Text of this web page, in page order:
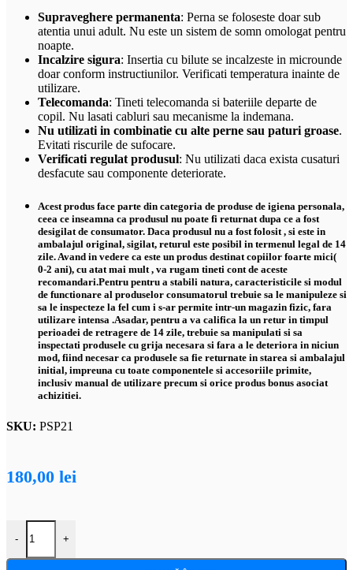
Supraveghere permanenta: Perna se foloseste doar sub
atentia unui adult. Nu este un sistem de somn omologat pentru
noapte.
Incalzire sigura: Insertia cu bilute se incalzeste in microunde
doar conform instructiunilor. Verificati temperatura inainte de
utilizare.
Telecomanda: Tineti telecomanda si bateriile departe de
copil. Nu lasati cabluri sau mecanisme la indemana.
Nu utilizati in combinatie cu alte perne sau paturi groase.
Evitati riscurile de sufocare.
Verificati regulat produsul: Nu utilizati daca exista cusaturi
desfacute sau componente deteriorate.
Acest produs face parte din categoria de produse de igiena personala,
ceea ce inseamna ca produsul nu poate fi returnat dupa ce a fost
desigilat de consumator. Daca produsul nu a fost folosit , si este in
ambalajul original, sigilat, returul este posibil in termenul legal de 14
zile. Avand in vedere ca este un produs destinat copiilor foarte mici(
0-2 ani), cu atat mai mult , va rugam tineti cont de aceste
recomandari.Pentru pentru a stabili natura, caracteristicile si modul
de functionare al produselor consumatorul trebuie sa le manipuleze si
sa le inspecteze la fel cum i s-ar permite intr-un magazin fizic, fara
utilizare intensa .Asadar, pentru a va califica la un retur in timpul
perioadei de retragere de 14 zile, trebuie sa manipulati si sa
inspectati produsele cu grija necesara si fara a le deteriora in niciun
mod, fiind necesar ca produsele sa fie returnate in starea si ambalajul
initial, impreuna cu toate componentele si accesoriile primite,
inclusiv manual de utilizare precum si orice produs bonus asociat
achizitiei.
SKU: PSP21
180,00 lei
-
Cantitate Perna multifunctionala pentru bebelusi, pentru un somn
+